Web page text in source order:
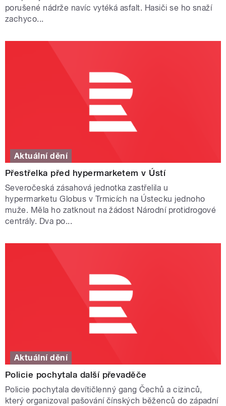
porušené nádrže navíc vytéká asfalt. Hasiči se ho snaží
zachyco...
Aktuální dění
Přestřelka před hypermarketem v Ústí
Severočeská zásahová jednotka zastřelila u
hypermarketu Globus v Trmicích na Ústecku jednoho
muže. Měla ho zatknout na žádost Národní protidrogové
centrály. Dva po...
Aktuální dění
Policie pochytala další převaděče
Policie pochytala devítičlenný gang Čechů a cizinců,
který organizoval pašování čínských běženců do západní